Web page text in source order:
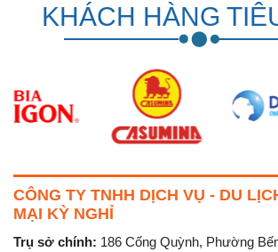
KHÁCH HÀNG
CÔNG TY TNHH DỊCH VỤ - DU
MẠI KỲ NGHỈ
Trụ sở chính: 186 Cống Quỳnh, Phường